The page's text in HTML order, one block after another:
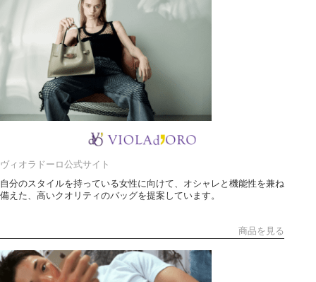
ヴィオラドーロ公式サイト
自分のスタイルを持っている女性に向けて、オシャレと機能性を兼ね
備えた、高いクオリティのバッグを提案しています。
商品を見る